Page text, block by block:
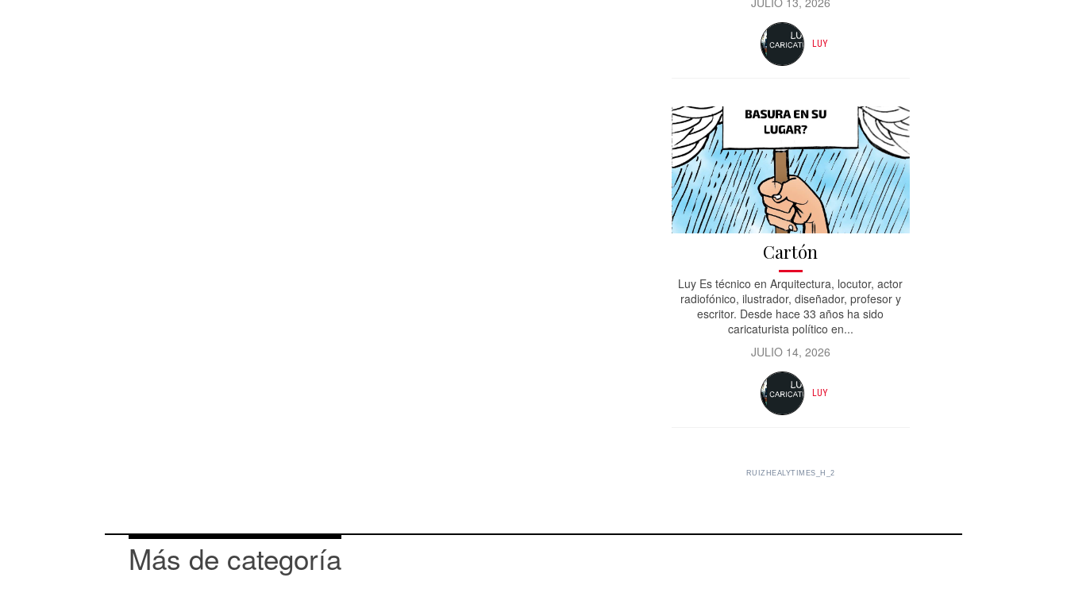
LUY
Cartón
Luy Es técnico en Arquitectura, locutor, actor
radiofónico, ilustrador, diseñador, profesor y
escritor. Desde hace 33 años ha sido
caricaturista político en...
JULIO 14, 2026
LUY
RUIZHEALYTIMES_H_2
Más de categoría